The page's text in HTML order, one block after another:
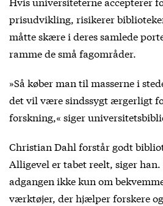
prisudvikling, risikerer
måtte skære i deres samlede
ramme de små fagområder.
»Så køber man til masserne i
det vil være sindssygt ærgerligt
forskning,« siger
Christian Dahl forstår godt
Alligevel er tabet reelt, siger
adgangen ikke kun om
værktøjer, der hjælper forskere